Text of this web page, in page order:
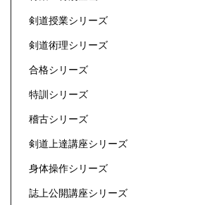
剣道授業シリーズ
剣道術理シリーズ
合格シリーズ
特訓シリーズ
稽古シリーズ
剣道上達講座シリーズ
身体操作シリーズ
誌上公開講座シリーズ